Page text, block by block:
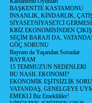
BAŞKENTTE KASTAMONU
İNSANLIK, KİNDARLIK,
SİYASET/SİYASETCİ
KRİZ EKONOMİSİNDEN ÇIKIŞ
SEÇİM BARAJI DA,
GÖÇ SORUNU
Bayram da Yaşanılan Sorunlar
BAYRAM
15 TEMMUZ'UN NEDENLERİ
BU NASIL EKONOMİ?
EKONOMİK EŞİTSİZLİK
VATANDAŞ, GENELGEYE
EMEKLİ Biz Emeklililer!